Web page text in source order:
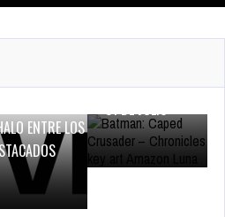
NOW
9 JUEGOS
CRISIS,
ENTRE LOS
CHRONICLES LLEGA
AMAZON LUNA EL
31 DE JULIO